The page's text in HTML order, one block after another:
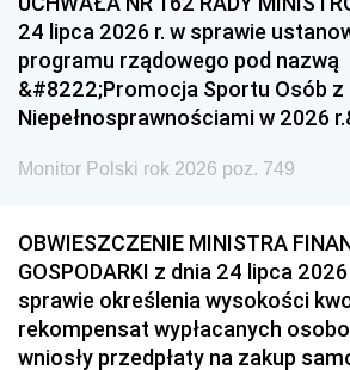
24 lipca 2026 r. w sprawie
programu rządowego pod nazwą
&#8222;Promocja Sportu Osób z
Niepełnosprawnościami w 2026
Monitor Polski rok 2026 poz. 749
OBWIESZCZENIE MINISTRA
GOSPODARKI z dnia 24 lipca
sprawie określenia wysokości
rekompensat wypłacanych
wniosły przedpłaty na zakup